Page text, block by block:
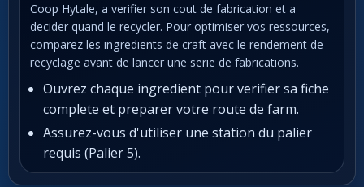
Coop Hytale, a verifier son cout de fabrication et a
decider quand le recycler. Pour optimiser vos ressources,
comparez les ingredients de craft avec le rendement de
recyclage avant de lancer une serie de fabrications.
Ouvrez chaque ingredient pour verifier sa fiche
complete et preparer votre route de farm.
Assurez-vous d'utiliser une station du palier
requis (Palier 5).